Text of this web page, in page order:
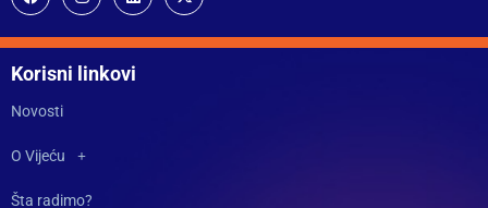
Korisni linkovi
Novosti
O Vijeću
Šta radimo?